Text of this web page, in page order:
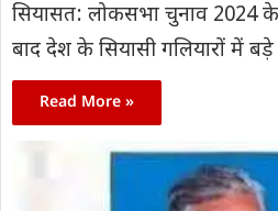
सियासत: लोकसभा चुनाव 2024
बाद देश के सियासी गलियारों में
Read More »